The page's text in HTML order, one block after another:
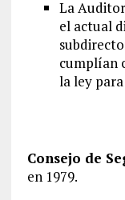
La
el actual
cumplían
la ley
Consejo de
en 1979.